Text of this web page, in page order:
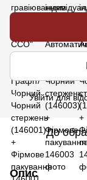
% Увійтидля
До
Опис